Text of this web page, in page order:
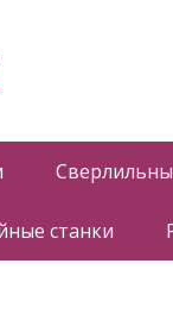
станки